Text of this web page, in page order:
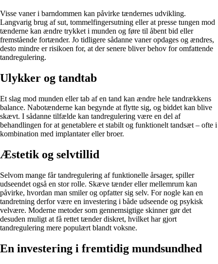
Visse vaner i barndommen kan påvirke tændernes udvikling.
Langvarig brug af sut, tommelfingersutning eller at presse tungen mod
tænderne kan ændre trykket i munden og føre til åbent bid eller
fremstående fortænder. Jo tidligere sådanne vaner opdages og ændres,
desto mindre er risikoen for, at der senere bliver behov for omfattende
tandregulering.
Ulykker og tandtab
Et slag mod munden eller tab af en tand kan ændre hele tandrækkens
balance. Nabotænderne kan begynde at flytte sig, og biddet kan blive
skævt. I sådanne tilfælde kan tandregulering være en del af
behandlingen for at genetablere et stabilt og funktionelt tandsæt – ofte i
kombination med implantater eller broer.
Æstetik og selvtillid
Selvom mange får tandregulering af funktionelle årsager, spiller
udseendet også en stor rolle. Skæve tænder eller mellemrum kan
påvirke, hvordan man smiler og opfatter sig selv. For nogle kan en
tandretning derfor være en investering i både udseende og psykisk
velvære. Moderne metoder som gennemsigtige skinner gør det
desuden muligt at få rettet tænder diskret, hvilket har gjort
tandregulering mere populært blandt voksne.
En investering i fremtidig mundsundhed